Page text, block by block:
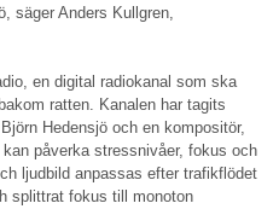
säger Anders Kullgren,
en digital radiokanal som ska
ratten. Kanalen har tagits
Hedensjö och en kompositör,
påverka stressnivåer, fokus och
ljudbild anpassas efter trafikflödet
splittrat fokus till monoton